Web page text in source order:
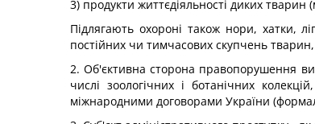
3) продукти життєдіяльності диких тварин
Підлягають охороні також нори, хатки,
постійних чи тимчасових скупчень
2. Об'єктивна сторона правопорушення
числі зоологічних і ботанічних
міжнародними договорами України